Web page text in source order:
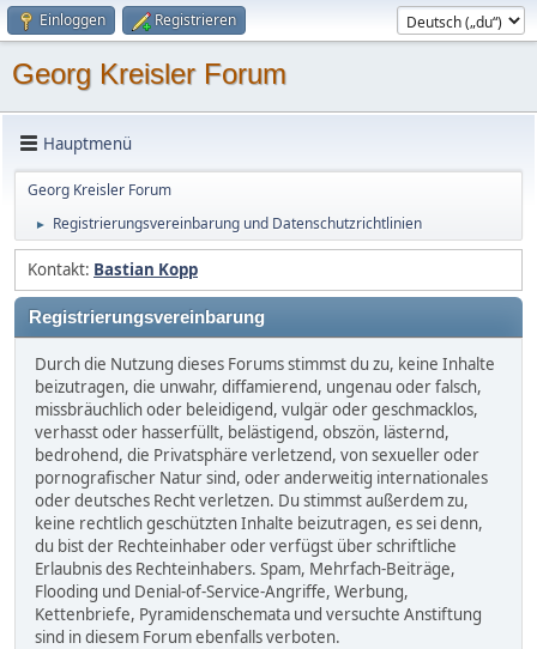
Einloggen Registrieren
Georg Kreisler Forum
Hauptmenü
Georg Kreisler Forum
► Registrierungsvereinbarung und Datenschutzrichtlinien
Kontakt: Bastian Kopp
Registrierungsvereinbarung
Durch die Nutzung dieses Forums stimmst du zu, keine Inhalte
beizutragen, die unwahr, diffamierend, ungenau oder falsch,
missbräuchlich oder beleidigend, vulgär oder geschmacklos,
verhasst oder hasserfüllt, belästigend, obszön, lästernd,
bedrohend, die Privatsphäre verletzend, von sexueller oder
pornografischer Natur sind, oder anderweitig internationales
oder deutsches Recht verletzen. Du stimmst außerdem zu,
keine rechtlich geschützten Inhalte beizutragen, es sei denn,
du bist der Rechteinhaber oder verfügst über schriftliche
Erlaubnis des Rechteinhabers. Spam, Mehrfach-Beiträge,
Flooding und Denial-of-Service-Angriffe, Werbung,
Kettenbriefe, Pyramidenschemata und versuchte Anstiftung
sind in diesem Forum ebenfalls verboten.